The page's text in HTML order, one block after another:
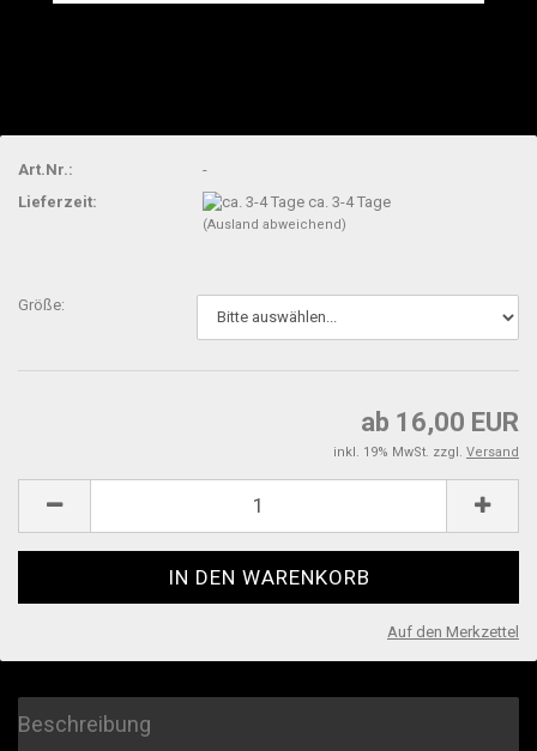
Art.Nr.:
-
Lieferzeit:
ca. 3-4 Tage
(Ausland abweichend)
Größe:
ab 16,00 EUR
inkl. 19% MwSt. zzgl. Versand
Auf den Merkzettel
Beschreibung